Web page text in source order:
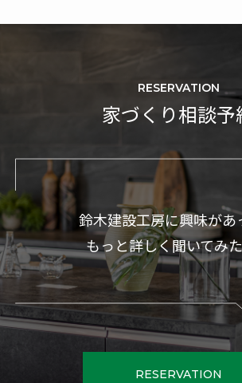
RESERVATION
家づくり相談予
鈴木建設工房に興味があ
もっと詳しく聞いてみ
RESERVATION